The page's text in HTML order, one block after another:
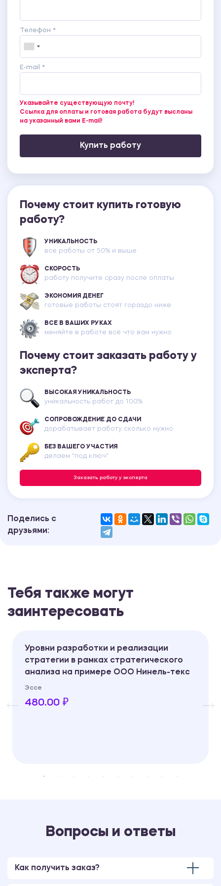
Телефон *
E-mail *
Указывайте существующую почту!
Ссылка для оплаты и готовая работа будут высланы
на указанный вами E-mail!
Купить работу
Почему стоит купить готовую
работу?
УНИКАЛЬНОСТЬ
все работы от 50% и выше
СКОРОСТЬ
работу получите сразу после оплаты
ЭКОНОМИЯ ДЕНЕГ
готовые работы стоят гораздо ниже
ВСЕ В ВАШИХ РУКАХ
меняйте в работе всё что вам нужно
Почему стоит заказать работу у
эксперта?
ВЫСОКАЯ УНИКАЛЬНОСТЬ
уникальность работ до 100%
СОПРОВОЖДЕНИЕ ДО СДАЧИ
дорабатывает работу сколько нужно
БЕЗ ВАШЕГО УЧАСТИЯ
делаем "под ключ"
Заказать работу у эксперта
Поделись с
друзьями:
Тебя также могут
заинтересовать
Уровни разработки и реализации
стратегии в рамках стратегического
анализа на примере ООО Нинель-текс
Эссе
480.00 ₽
Вопросы и ответы
Как получить заказ?